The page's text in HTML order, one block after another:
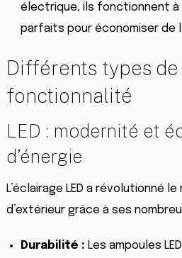
électrique, ils fonctionnent à
parfaits pour économiser de
Différents types
fonctionnalité
LED : modernité et
d’énergie
L’éclairage LED a révolutionné
d’extérieur grâce à ses
Durabilité : Les ampoules